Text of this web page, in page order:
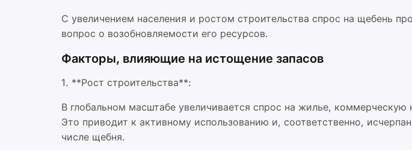
С увеличением населения и ростом строительства спрос на щебень
вопрос о возобновляемости его ресурсов.
Факторы, влияющие на истощение запасов
1. **Рост строительства**:
В глобальном масштабе увеличивается спрос на жилье,
Это приводит к активному использованию и, соответственно,
числе щебня.